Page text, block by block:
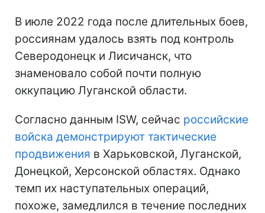
В июле 2022 года после длительных боев,
россиянам удалось взять под контроль
Северодонецк и Лисичанск, что
знаменовало собой почти полную
оккупацию Луганской области.
Согласно данным ISW, сейчас российские
войска демонстрируют тактические
продвижения в Харьковской, Луганской,
Донецкой, Херсонской областях. Однако
темп их наступательных операций,
похоже, замедлился в течение последних